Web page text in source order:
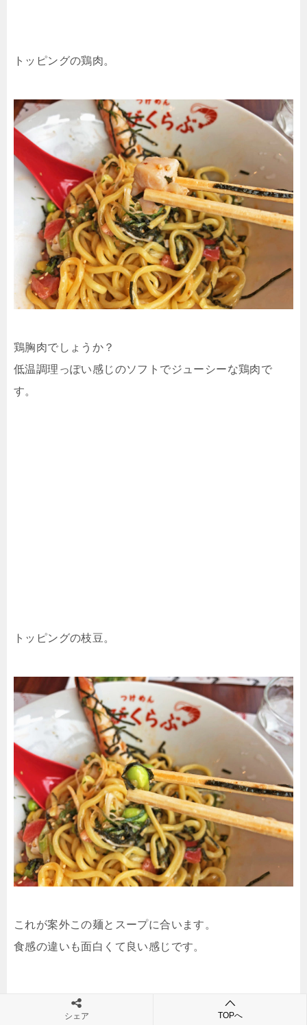
トッピングの鶏肉。
鶏胸肉でしょうか？
低温調理っぽい感じのソフトでジューシーな鶏肉で
す。
トッピングの枝豆。
これが案外この麺とスープに合います。
食感の違いも面白くて良い感じです。
シェア TOPへ